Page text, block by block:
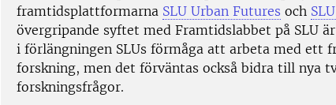
framtidsplattformarna SLU Urban Futures och
övergripande syftet med Framtidslabbet på SLU
i förlängningen SLUs förmåga att arbeta med ett
forskning, men det förväntas också bidra till nya
forskningsfrågor.